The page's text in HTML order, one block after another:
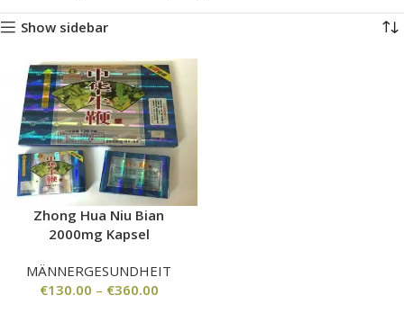
Show sidebar
Zhong Hua Niu Bian
2000mg Kapsel
MÄNNERGESUNDHEIT
€130.00 – €360.00